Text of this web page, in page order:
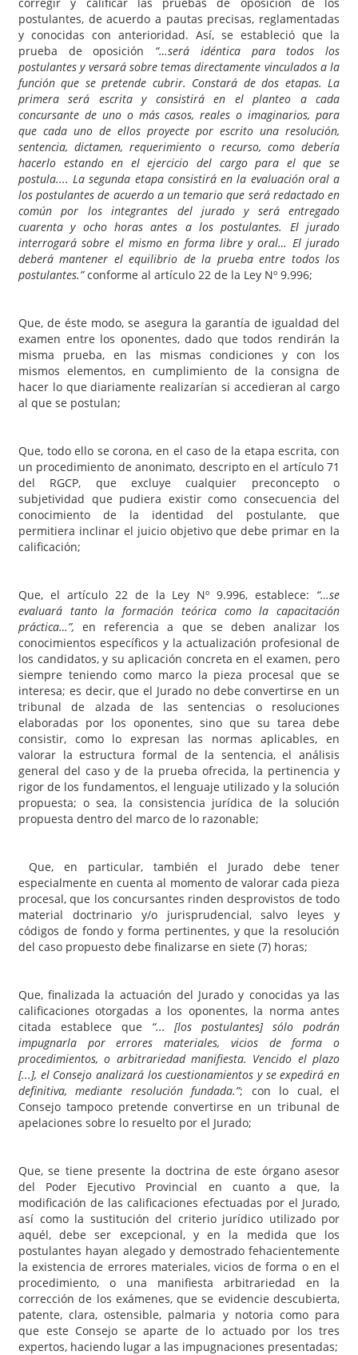
postulantes, de acuerdo a pautas precisas, reglamentadas
y conocidas con anterioridad. Así, se estableció que la
prueba de oposición “…será idéntica para todos los
postulantes y versará sobre temas directamente vinculados a la
función que se pretende cubrir. Constará de dos etapas. La
primera será escrita y consistirá en el planteo a cada
concursante de uno o más casos, reales o imaginarios, para
que cada uno de ellos proyecte por escrito una resolución,
sentencia, dictamen, requerimiento o recurso, como debería
hacerlo estando en el ejercicio del cargo para el que se
postula.... La segunda etapa consistirá en la evaluación oral a
los postulantes de acuerdo a un temario que será redactado en
común por los integrantes del jurado y será entregado
cuarenta y ocho horas antes a los postulantes. El jurado
interrogará sobre el mismo en forma libre y oral… El jurado
deberá mantener el equilibrio de la prueba entre todos los
postulantes.”conforme al artículo 22 de la Ley Nº 9.996;
Que, de éste modo, se asegura la garantía de igualdad del
examen entre los oponentes, dado que todos rendirán la
misma prueba, en las mismas condiciones y con los
mismos elementos, en cumplimiento de la consigna de
hacer lo que diariamente realizarían si accedieran al cargo
al que se postulan;
Que, todo ello se corona, en el caso de la etapa escrita, con
un procedimiento de anonimato, descripto en el artículo 71
del RGCP, que excluye cualquier preconcepto o
subjetividad que pudiera existir como consecuencia del
conocimiento de la identidad del postulante, que
permitiera inclinar el juicio objetivo que debe primar en la
calificación;
Que, el artículo 22 de la Ley Nº 9.996, establece: “…se
evaluará tanto la formación teórica como la capacitación
práctica…”, en referencia a que se deben analizar los
conocimientos específicos y la actualización profesional de
los candidatos, y su aplicación concreta en el examen, pero
siempre teniendo como marco la pieza procesal que se
interesa; es decir, que el Jurado no debe convertirse en un
tribunal de alzada de las sentencias o resoluciones
elaboradas por los oponentes, sino que su tarea debe
consistir, como lo expresan las normas aplicables, en
valorar la estructura formal de la sentencia, el análisis
general del caso y de la prueba ofrecida, la pertinencia y
rigor de los fundamentos, el lenguaje utilizado y la solución
propuesta; o sea, la consistencia jurídica de la solución
propuesta dentro del marco de lo razonable;
Que, en particular, también el Jurado debe tener
especialmente en cuenta al momento de valorar cada pieza
procesal, que los concursantes rinden desprovistos de todo
material doctrinario y/o jurisprudencial, salvo leyes y
códigos de fondo y forma pertinentes, y que la resolución
del caso propuesto debe finalizarse en siete (7) horas;
Que, finalizada la actuación del Jurado y conocidas ya las
calificaciones otorgadas a los oponentes, la norma antes
citada establece que “... [los postulantes] sólo podrán
impugnarla por errores materiales, vicios de forma o
procedimientos, o arbitrariedad manifiesta. Vencido el plazo
[...], el Consejo analizará los cuestionamientos y se expedirá en
definitiva, mediante resolución fundada.”; con lo cual, el
Consejo tampoco pretende convertirse en un tribunal de
apelaciones sobre lo resuelto por el Jurado;
Que, se tiene presente la doctrina de este órgano asesor
del Poder Ejecutivo Provincial en cuanto a que, la
modificación de las calificaciones efectuadas por el Jurado,
así como la sustitución del criterio jurídico utilizado por
aquél, debe ser excepcional, y en la medida que los
postulantes hayan alegado y demostrado fehacientemente
la existencia de errores materiales, vicios de forma o en el
procedimiento, o una manifiesta arbitrariedad en la
corrección de los exámenes, que se evidencie descubierta,
patente, clara, ostensible, palmaria y notoria como para
que este Consejo se aparte de lo actuado por los tres
expertos, haciendo lugar a las impugnaciones presentadas;